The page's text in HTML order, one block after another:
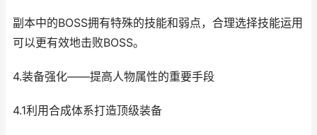
副本中的BOSS拥有特殊的技能和弱点，合理选择技能运用
可以更有效地击败BOSS。
4.装备强化——提高人物属性的重要手段
4.1利用合成体系打造顶级装备